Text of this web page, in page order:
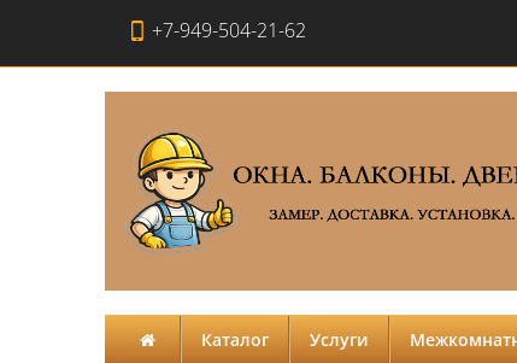
+7-949-504-21-62
Каталог Услуги